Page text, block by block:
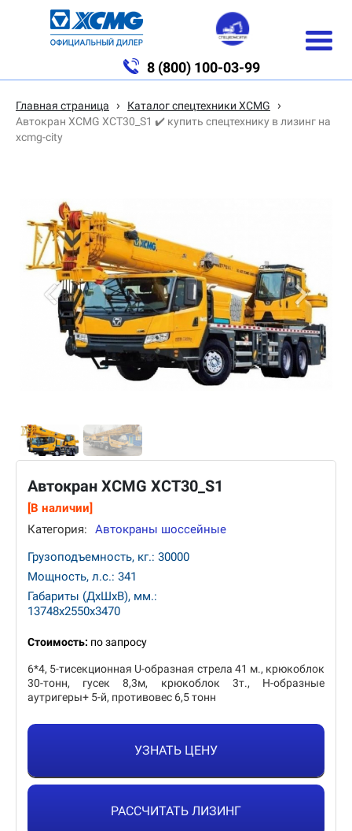
8 (800) 100-03-99
Главная страница › Каталог спецтехники XCMG ›
Автокран XCMG XCT30_S1 ✔️ купить спецтехнику в лизинг на
xcmg-city
Автокран XCMG XCT30_S1
[В наличии]
Категория:
Автокраны шоссейные
Грузоподъемность, кг.: 30000
Мощность, л.с.: 341
Габариты (ДхШхВ), мм.:
13748x2550x3470
Стоимость: по запросу
6*4, 5-тисекционная U-образная стрела 41 м., крюкоблок
30-тонн, гусек 8,3м, крюкоблок 3т., Н-образные
аутригеры+ 5-й, противовес 6,5 тонн
УЗНАТЬ ЦЕНУ
РАССЧИТАТЬ ЛИЗИНГ